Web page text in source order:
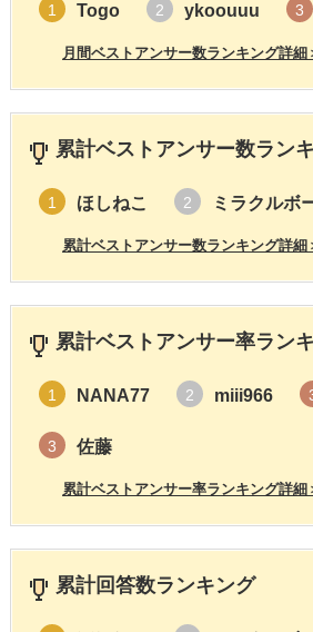
1 Togo 2 ykoouuu 3
月間ベストアンサー数ランキング詳細
累計ベストアンサー数ラン
1 ほしねこ 2 ミラクルボ
累計ベストアンサー数ランキング詳細
累計ベストアンサー率ラン
1 NANA77 2 miii966
3 佐藤
累計ベストアンサー率ランキング詳細
累計回答数ランキング